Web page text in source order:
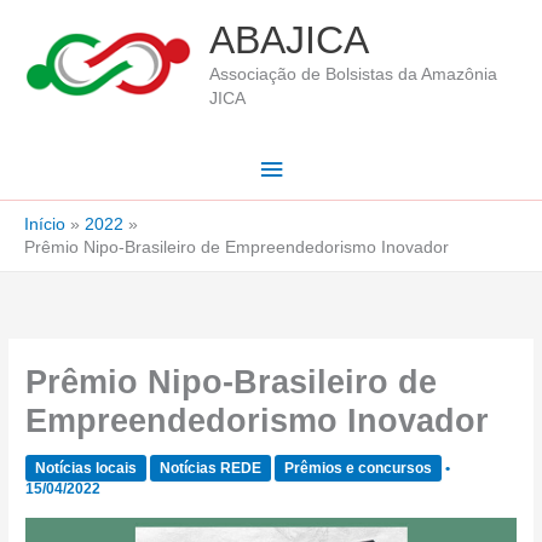
ABAJICA
Associação de Bolsistas da Amazônia
JICA
Menu
Início
2022
Prêmio Nipo-Brasileiro de Empreendedorismo Inovador
Prêmio Nipo-Brasileiro de
Empreendedorismo Inovador
Notícias locais Notícias REDE Prêmios e concursos
•
15/04/2022